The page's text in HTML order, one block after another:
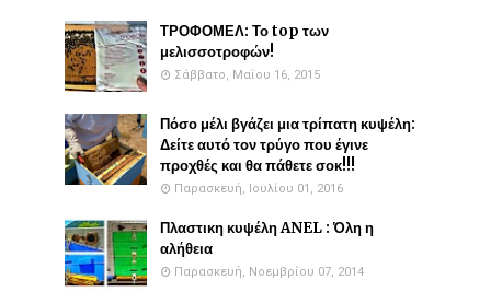
ΤΡΟΦΟΜΕΛ: Το top των
μελισσοτροφών!
Σάββατο, Μαΐου 16, 2015
Πόσο μέλι βγάζει μια τρίπατη κυψέλη:
Δείτε αυτό τον τρύγο που έγινε
προχθές και θα πάθετε σοκ!!!
Παρασκευή, Ιουλίου 01, 2016
Πλαστικη κυψέλη ANEL : Όλη η
αλήθεια
Παρασκευή, Νοεμβρίου 07, 2014